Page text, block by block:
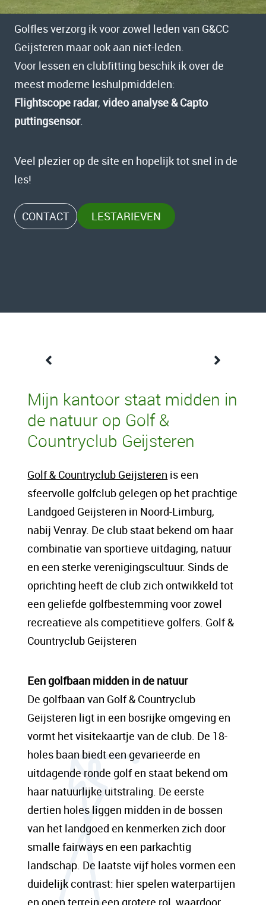
Golfles verzorg ik voor zowel leden van G&CC
Geijsteren maar ook aan niet-leden.
Voor lessen en clubfitting beschik ik over de
meest moderne leshulpmiddelen:
Flightscope radar, video analyse & Capto
puttingsensor.
Veel plezier op de site en hopelijk tot snel in de
les!
CONTACT LESTARIEVEN
Een content intro tekst. Lorem ipsum dolor
sit amet, consectetur adipis cin elit. Nunc
purus libero, interdum sed blandit acp
retium facilisis turpis. Donec dictum neque
lorem dolor.
Een content hoofd tekst. Lorem ipsum dolor
sit amet, consectetur adipis cin elit. Nunc
purus libero, interdum sed blandit acp
retium facilisis turpis. Donec dictum neque
veloran tristique egestas nulla mollis dui
lorem dolor.
sit amet, consectetur adipis cin elit. Nunc
purus libero, interdum sed blandit acp
retium facilisis turpis. Donec dictum neque
veloran tristique egestas nulla mollis dui
lorem dolor.
Mijn kantoor staat midden in
de natuur op Golf &
Countryclub Geijsteren
Golf & Countryclub Geijsteren is een
sfeervolle golfclub gelegen op het prachtige
Landgoed Geijsteren in Noord-Limburg,
nabij Venray. De club staat bekend om haar
combinatie van sportieve uitdaging, natuur
en een sterke verenigingscultuur. Sinds de
oprichting heeft de club zich ontwikkeld tot
een geliefde golfbestemming voor zowel
recreatieve als competitieve golfers. Golf &
Countryclub Geijsteren
Een golfbaan midden in de natuur
De golfbaan van Golf & Countryclub
Geijsteren ligt in een bosrijke omgeving en
vormt het visitekaartje van de club. De 18-
holes baan biedt een gevarieerde en
uitdagende ronde golf en staat bekend om
haar natuurlijke uitstraling. De eerste
dertien holes liggen midden in de bossen
van het landgoed en kenmerken zich door
smalle fairways en een parkachtig
landschap. De laatste vijf holes vormen een
duidelijk contrast: hier spelen waterpartijen
en open terrein een grotere rol, waardoor